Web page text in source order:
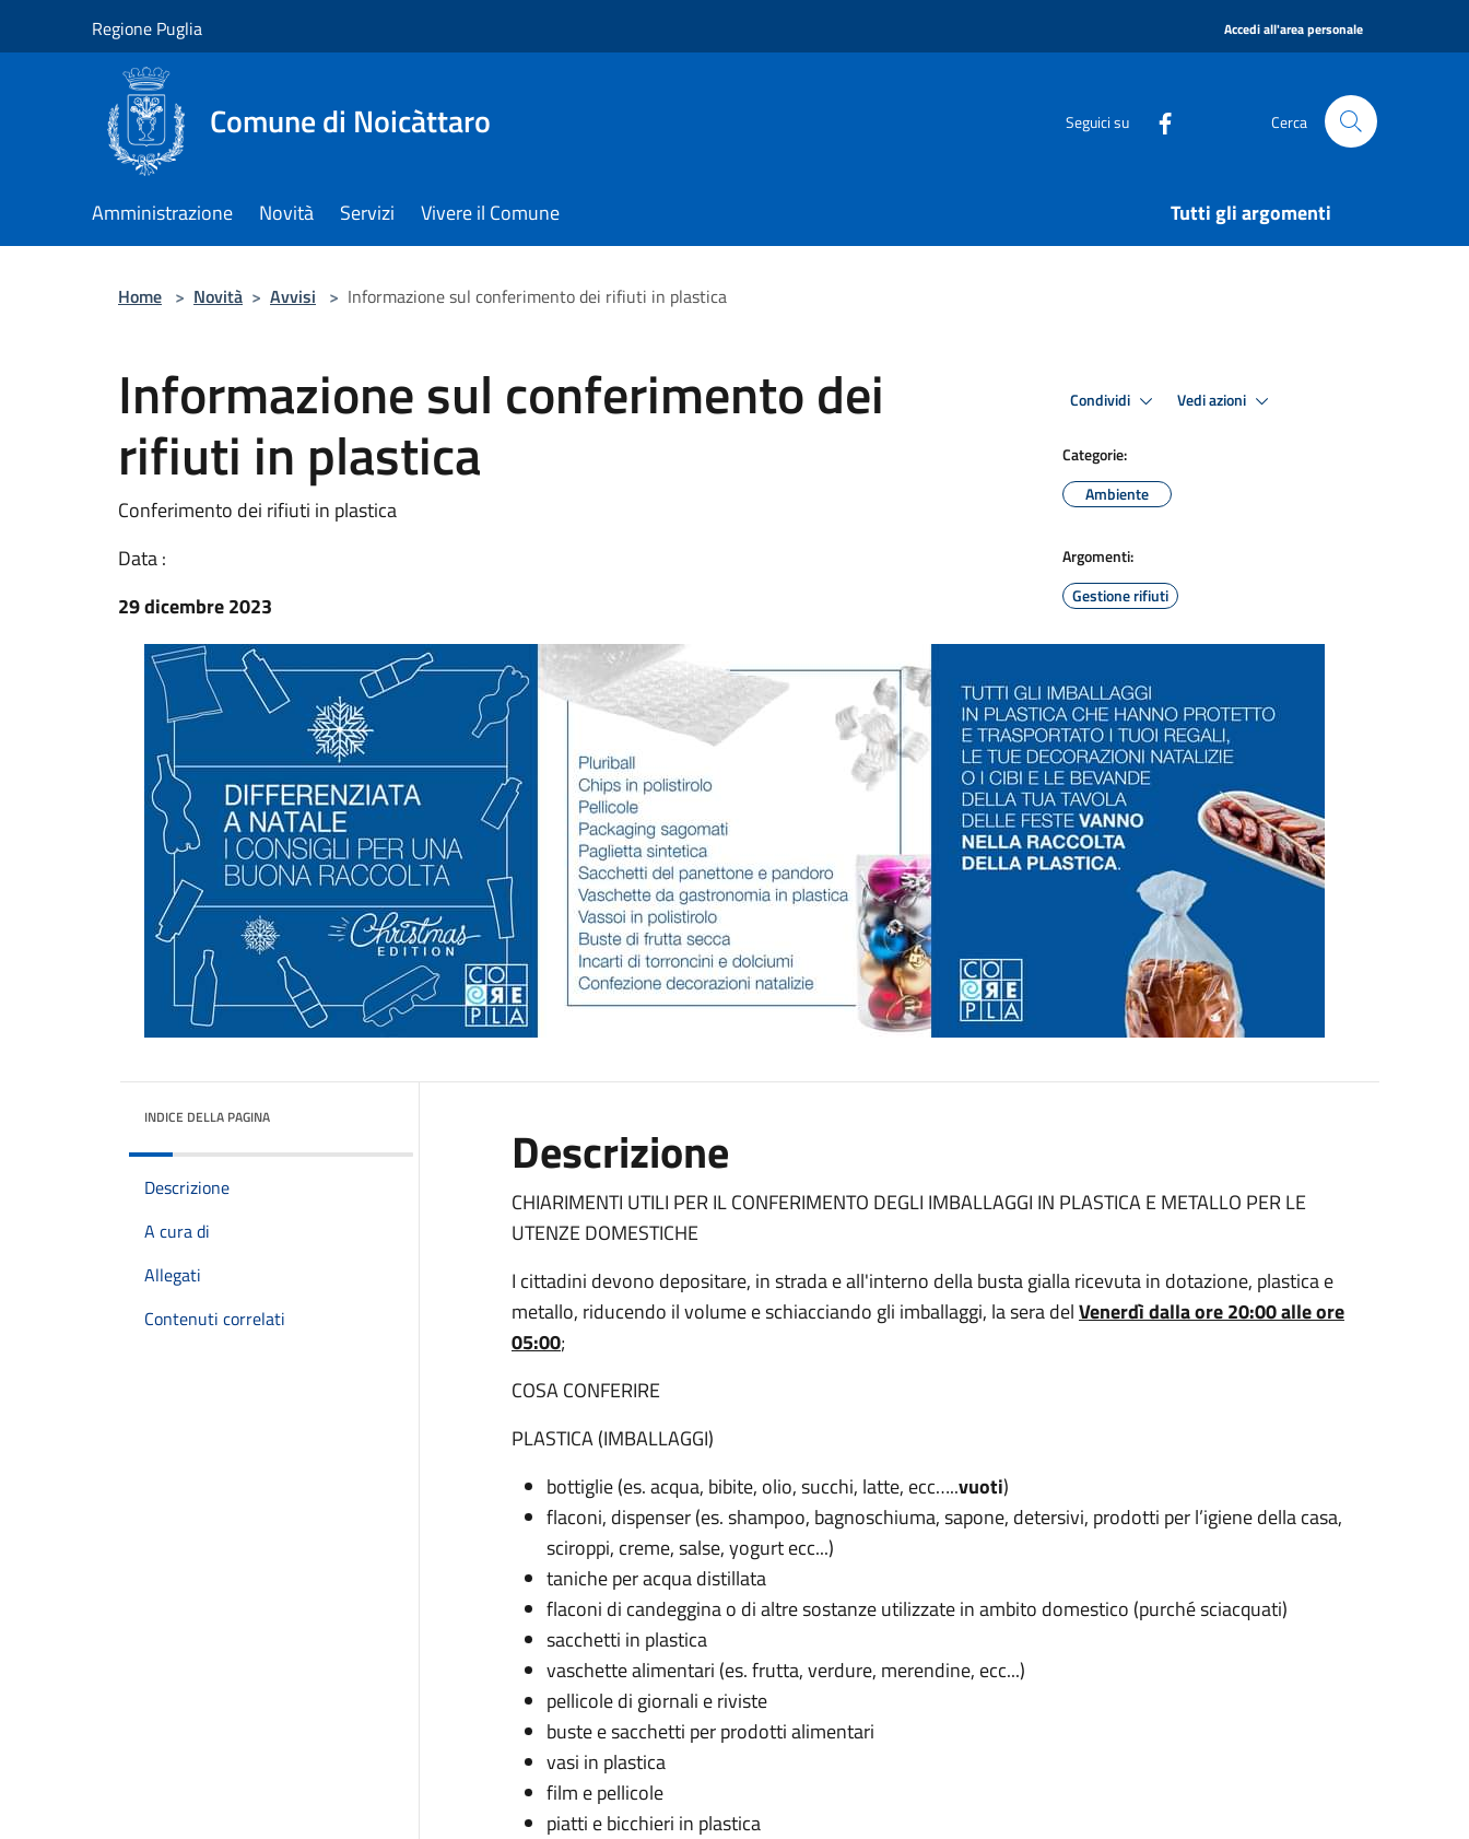
Regione Puglia Accedi all'area personale
Comune di Noicàttaro Seguici su Cerca
Amministrazione Novità Servizi Vivere il Comune Tutti gli argomenti
Home > Novità > Avvisi > Informazione sul conferimento dei rifiuti in plastica
Informazione sul conferimento dei
rifiuti in plastica
Conferimento dei rifiuti in plastica
Data :
29 dicembre 2023
Condividi Vedi azioni
Categorie:
Ambiente
Argomenti:
Gestione rifiuti
INDICE DELLA PAGINA
Descrizione
A cura di
Allegati
Contenuti correlati
Descrizione
CHIARIMENTI UTILI PER IL CONFERIMENTO DEGLI IMBALLAGGI IN PLASTICA E METALLO PER LE
UTENZE DOMESTICHE
I cittadini devono depositare, in strada e all'interno della busta gialla ricevuta in dotazione, plastica e
metallo, riducendo il volume e schiacciando gli imballaggi, la sera delVenerdì dalla ore 20:00 alle ore
05:00;
COSA CONFERIRE
PLASTICA (IMBALLAGGI)
bottiglie (es. acqua, bibite, olio, succhi, latte, ecc…..vuoti)
flaconi, dispenser (es. shampoo, bagnoschiuma, sapone, detersivi, prodotti per l’igiene della casa,
sciroppi, creme, salse, yogurt ecc...)
taniche per acqua distillata
flaconi di candeggina o di altre sostanze utilizzate in ambito domestico (purché sciacquati)
sacchetti in plastica
vaschette alimentari (es. frutta, verdure, merendine, ecc...)
pellicole di giornali e riviste
buste e sacchetti per prodotti alimentari
vasi in plastica
film e pellicole
piatti e bicchieri in plastica